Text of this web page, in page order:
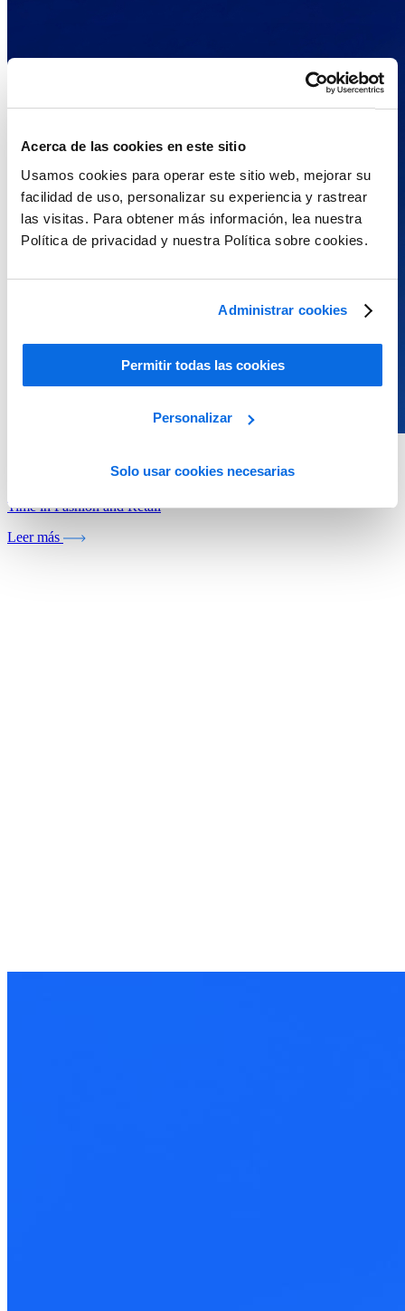
Acerca de las cookies en este sitio
Usamos cookies para operar este sitio web, mejorar su
facilidad de uso, personalizar su experiencia y rastrear
las visitas. Para obtener más información, lea nuestra
Política de privacidad y nuestra Política sobre cookies.
Administrar cookies
Permitir todas las cookies
Personalizar
Solo usar cookies necesarias
Time in Fashion and Retail
Leer más